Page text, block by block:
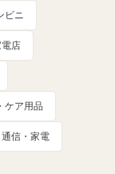
ビニ
店
ケア用品
信・家電